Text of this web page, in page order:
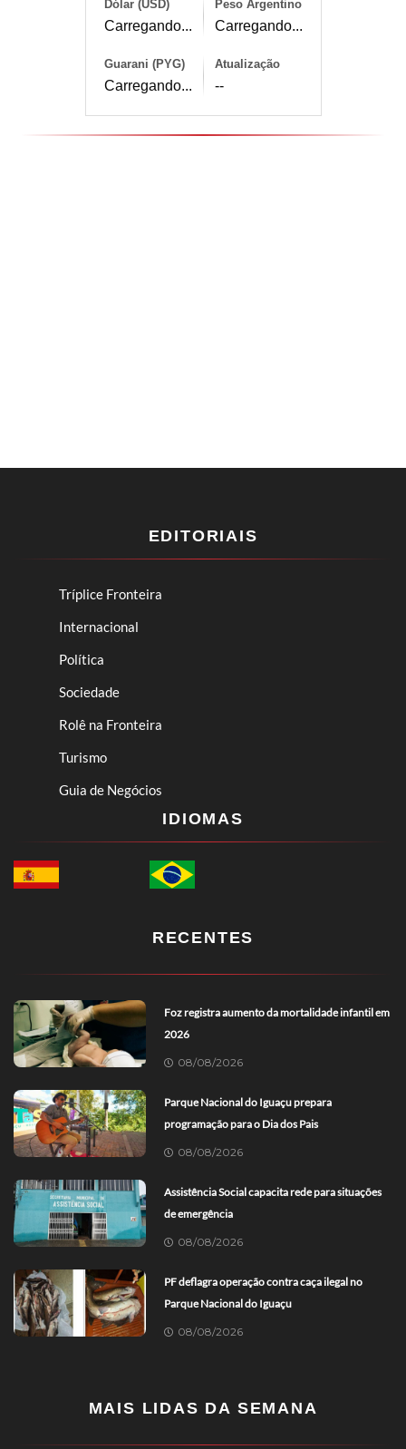
Dólar (USD)
Carregando...
Peso Argentino
Carregando...
Guarani (PYG)
Carregando...
Atualização
--
EDITORIAIS
Tríplice Fronteira
Internacional
Política
Sociedade
Rolê na Fronteira
Turismo
Guia de Negócios
IDIOMAS
RECENTES
Foz registra aumento da mortalidade infantil em
2026
08/08/2026
Parque Nacional do Iguaçu prepara
programação para o Dia dos Pais
08/08/2026
Assistência Social capacita rede para situações
de emergência
08/08/2026
PF deflagra operação contra caça ilegal no
Parque Nacional do Iguaçu
08/08/2026
MAIS LIDAS DA SEMANA